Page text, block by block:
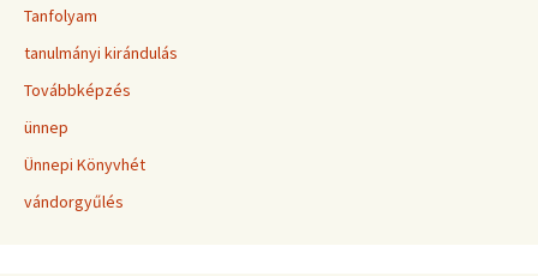
Tanfolyam
tanulmányi kirándulás
Továbbképzés
ünnep
Ünnepi Könyvhét
vándorgyűlés